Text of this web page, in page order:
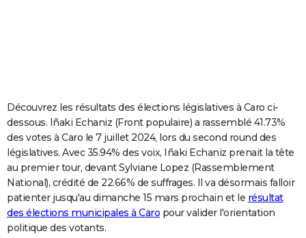
Carte de Noël
Carte Bonne année
Carte Saint-Valentin
Carte Pâques
Carte d'anniversaire
DICTIONNAIRE
Dictionnaire
Biographies
Citations
Expressions
Proverbes
PROGRAMME TV
COPAINS D'AVANT
S'inscrire
Se connecter
Lycées
Collèges
Primaires
Universités
Entreprises
Service militaire
Avis de recherche
AVIS DE DÉCÈS
Découvrez les résultats des élections législatives à Caro ci-
dessous. Iñaki Echaniz (Front populaire) a rassemblé 41.73%
des votes à Caro le 7 juillet 2024, lors du second round des
législatives. Avec 35.94% des voix, Iñaki Echaniz prenait la tête
au premier tour, devant Sylviane Lopez (Rassemblement
National), crédité de 22.66% de suffrages. Il va désormais falloir
patienter jusqu'au dimanche 15 mars prochain et le résultat
des élections municipales à Caro pour valider l'orientation
politique des votants.